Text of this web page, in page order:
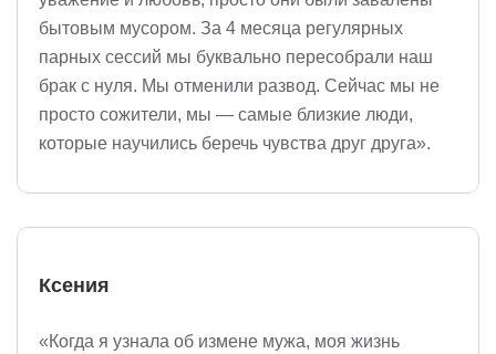
бытовым мусором. За 4 месяца регулярных
парных сессий мы буквально пересобрали наш
брак с нуля. Мы отменили развод. Сейчас мы не
просто сожители, мы — самые близкие люди,
которые научились беречь чувства друг друга».
Ксения
«Когда я узнала об измене мужа, моя жизнь